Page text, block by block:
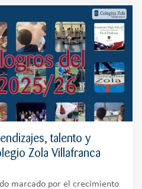
talento y
Zola Villafranca
marcado por el crecimiento